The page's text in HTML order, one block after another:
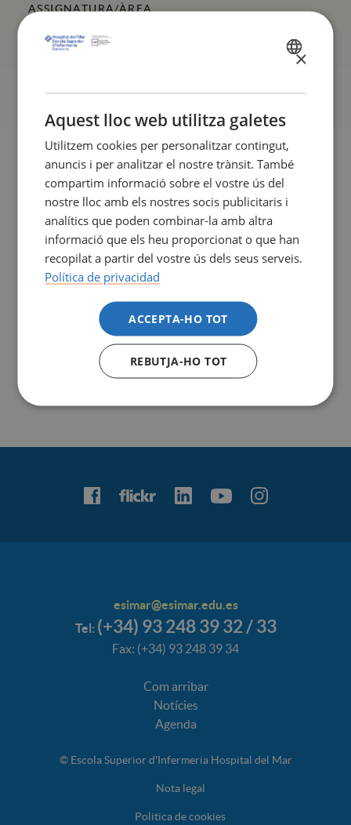
ASSIGNATURA/ÀREA
HERRANZ RODRÍGUEZ
Professora col·laboradora
cherranz@esimar.edu.es
ROBERT
Professor col·laborador - Titular: Scientific English
esimar@esimar.edu.es
Tel: (+34) 93 248 39 32 / 33
Fax: (+34) 93 248 39 34
Com arribar
Notícies
Agenda
© Escola Superior d'Infermeria Hospital del Mar
Nota legal
Politica de cookies
SPANISH
×
Aquest lloc web utilitza galetes
Utilitzem cookies per personalitzar contingut,
anuncis i per analitzar el nostre trànsit. També
compartim informació sobre el vostre ús del
nostre lloc amb els nostres socis publicitaris i
analítics que poden combinar-la amb altra
informació que els heu proporcionat o que han
recopilat a partir del vostre ús dels seus serveis.
Política de privacidad
ACCEPTA-HO TOT
REBUTJA-HO TOT